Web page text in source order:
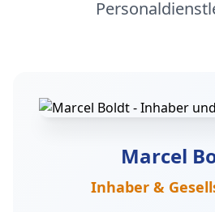
Marcel
Inhaber &